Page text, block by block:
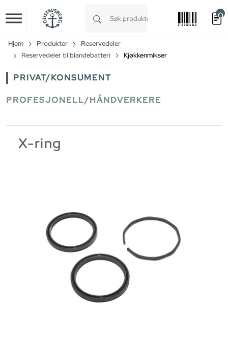
Skip to main content
0
Hjem Produkter
Reservedeler
Reservedeler til blandebatteri
Kjøkkenmikser
PRIVAT/KONSUMENT
PROFESJONELL/HÅNDVERKERE
X-ring